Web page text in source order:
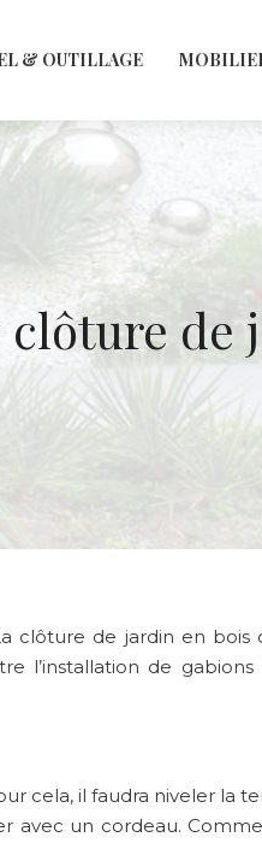
& OUTILLAGE
de
de jardin en bois
de gabions
cela, il faudra niveler la
avec un cordeau.